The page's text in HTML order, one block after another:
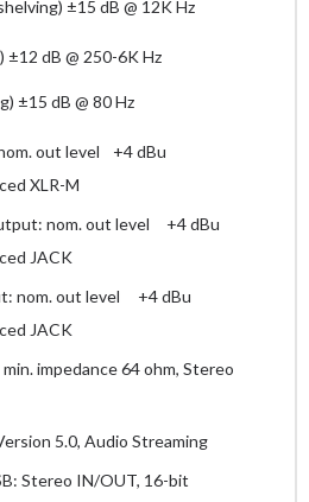
±15 dB @ 12K Hz
dB @ 250-6K Hz
dB @ 80 Hz
out level
+4 dBu
XLR-M
nom. out level
+4 dBu
JACK
nom. out level
+4 dBu
JACK
impedance 64 ohm, Stereo
5.0, Audio Streaming
Stereo IN/OUT, 16-bit